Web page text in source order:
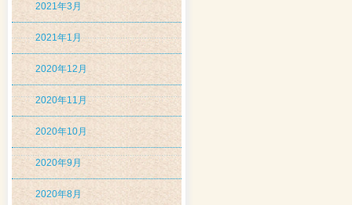
2021年3月
2021年1月
2020年12月
2020年11月
2020年10月
2020年9月
2020年8月